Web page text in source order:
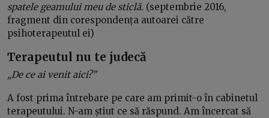
spatele geamului meu de sticlă. (septembrie 2016,
fragment din corespondența autoarei către
psihoterapeutul ei)
Terapeutul nu te judecă
„De ce ai venit aici?”
A fost prima întrebare pe care am primit-o în cabinetul
terapeutului. N-am știut ce să răspund. Am încercat să